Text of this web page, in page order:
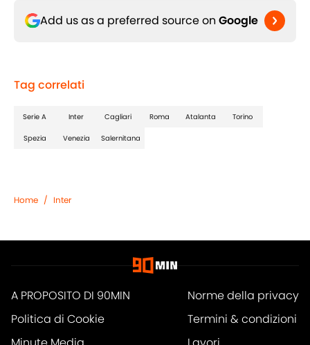
Add us as a preferred source on Google
Tag correlati
Serie A Inter Cagliari Roma Atalanta Torino
Spezia Venezia Salernitana
Home / Inter
A PROPOSITO DI 90MIN
Norme della privacy
Politica di Cookie
Termini & condizioni